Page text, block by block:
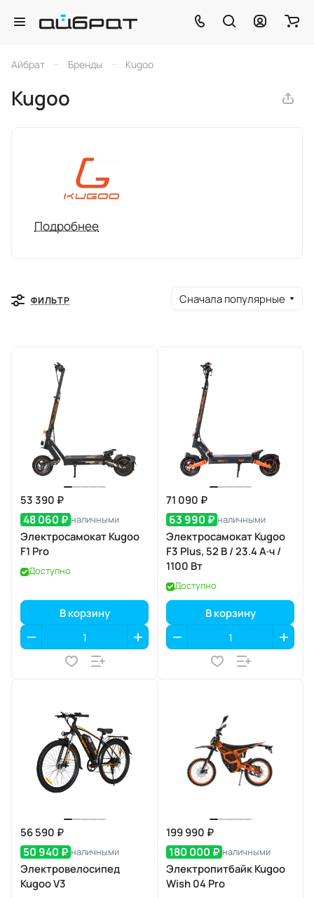
Айбрат – Бренды – Kugoo
Kugoo
Подробнее
ФИЛЬТР Сначала популярные
53 390 ₽
48 060 ₽ наличными
Электросамокат Kugoo
F1 Pro
Доступно
В корзину
71 090 ₽
63 990 ₽ наличными
Электросамокат Kugoo
F3 Plus, 52 В / 23.4 А·ч /
1100 Вт
Доступно
В корзину
56 590 ₽
50 940 ₽ наличными
Электровелосипед
Kugoo V3
199 990 ₽
180 000 ₽ наличными
Электропитбайк Kugoo
Wish 04 Pro